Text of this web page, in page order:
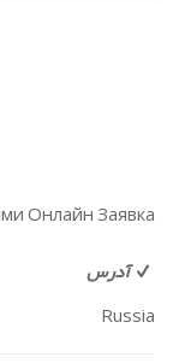
Онлайн Заявка
آدرس
Russia